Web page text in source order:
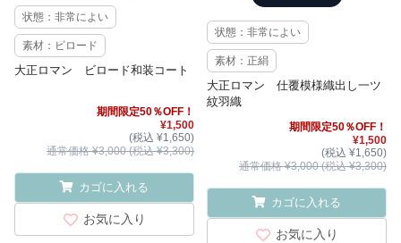
状態：非常によい
素材：ビロード
大正ロマン ビロード和装コート
期間限定50％OFF！
¥1,500
(税込 ¥1,650)
通常価格 ¥3,000 (税込 ¥3,300)
カゴに入れる
お気に入り
状態：非常によい
素材：正絹
大正ロマン 仕覆模様織出し一ツ
紋羽織
期間限定50％OFF！
¥1,500
(税込 ¥1,650)
通常価格 ¥3,000 (税込 ¥3,300)
カゴに入れる
お気に入り